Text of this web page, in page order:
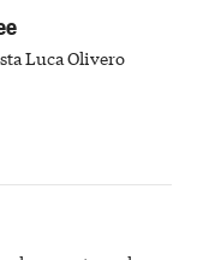
Luca Olivero